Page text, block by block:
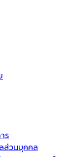
ร
ส่วนบุคคล